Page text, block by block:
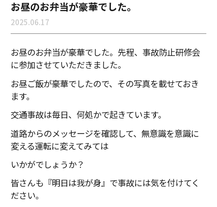
お昼のお弁当が豪華でした。
2025.06.17
お昼のお弁当が豪華でした。先程、事故防止研修会
に参加させていただきました。
お昼ご飯が豪華でしたので、その写真を載せておき
ます。
交通事故は毎日、何処かで起きています。
道路からのメッセージを確認して、無意識を意識に
変える運転に変えてみては
いかがでしょうか？
皆さんも『明日は我が身』で事故には気を付けてく
ださい。